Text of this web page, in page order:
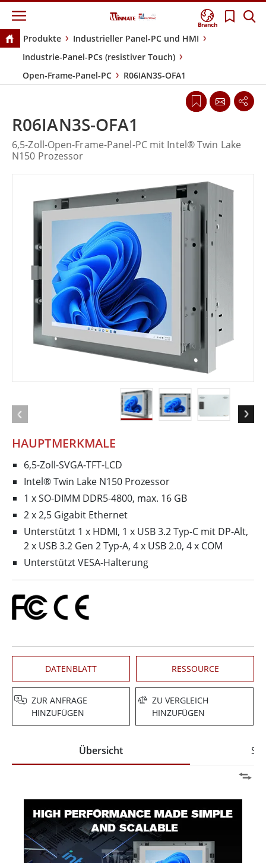
Branch
Produkte
Industrieller Panel-PC und HMI
Industrie-Panel-PCs (resistiver Touch)
Open-Frame-Panel-PC
R06IAN3S-OFA1
HAUPTMERKMALE
6,5-Zoll-SVGA-TFT-LCD
Intel® Twin Lake N150 Prozessor
1 x SO-DIMM DDR5-4800, max. 16 GB
2 x 2,5 Gigabit Ethernet
Unterstützt 1 x HDMI, 1 x USB 3.2 Typ-C mit DP-Alt,
2 x USB 3.2 Gen 2 Typ-A, 4 x USB 2.0, 4 x COM
Unterstützt VESA-Halterung
DATENBLATT RESSOURCE
ZUR ANFRAGE
HINZUFÜGEN
ZU VERGLEICH
HINZUFÜGEN
R06IAN3S-OFA1
6,5-Zoll-Open-Frame-Panel-PC mit Intel® Twin Lake
N150 Prozessor
Übersicht